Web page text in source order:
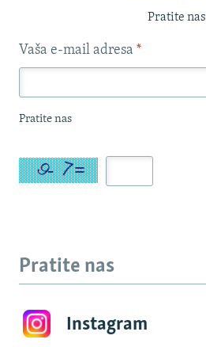
Pratite nas
Vaša e-mail adresa *
Pratite nas
Pratite nas
Instagram